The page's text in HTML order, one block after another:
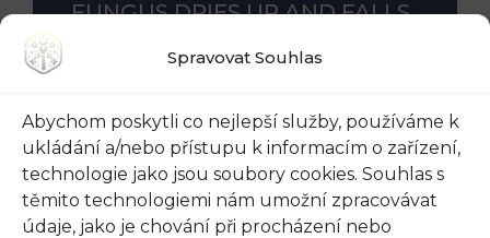
Spravovat Souhlas
Abychom poskytli co nejlepší služby, používáme k
ukládání a/nebo přístupu k informacím o zařízení,
technologie jako jsou soubory cookies. Souhlas s
těmito technologiemi nám umožní zpracovávat
údaje, jako je chování při procházení nebo
FUNGUS DRIES UP AND FALLS
OFF AFTER THE FIRST USE